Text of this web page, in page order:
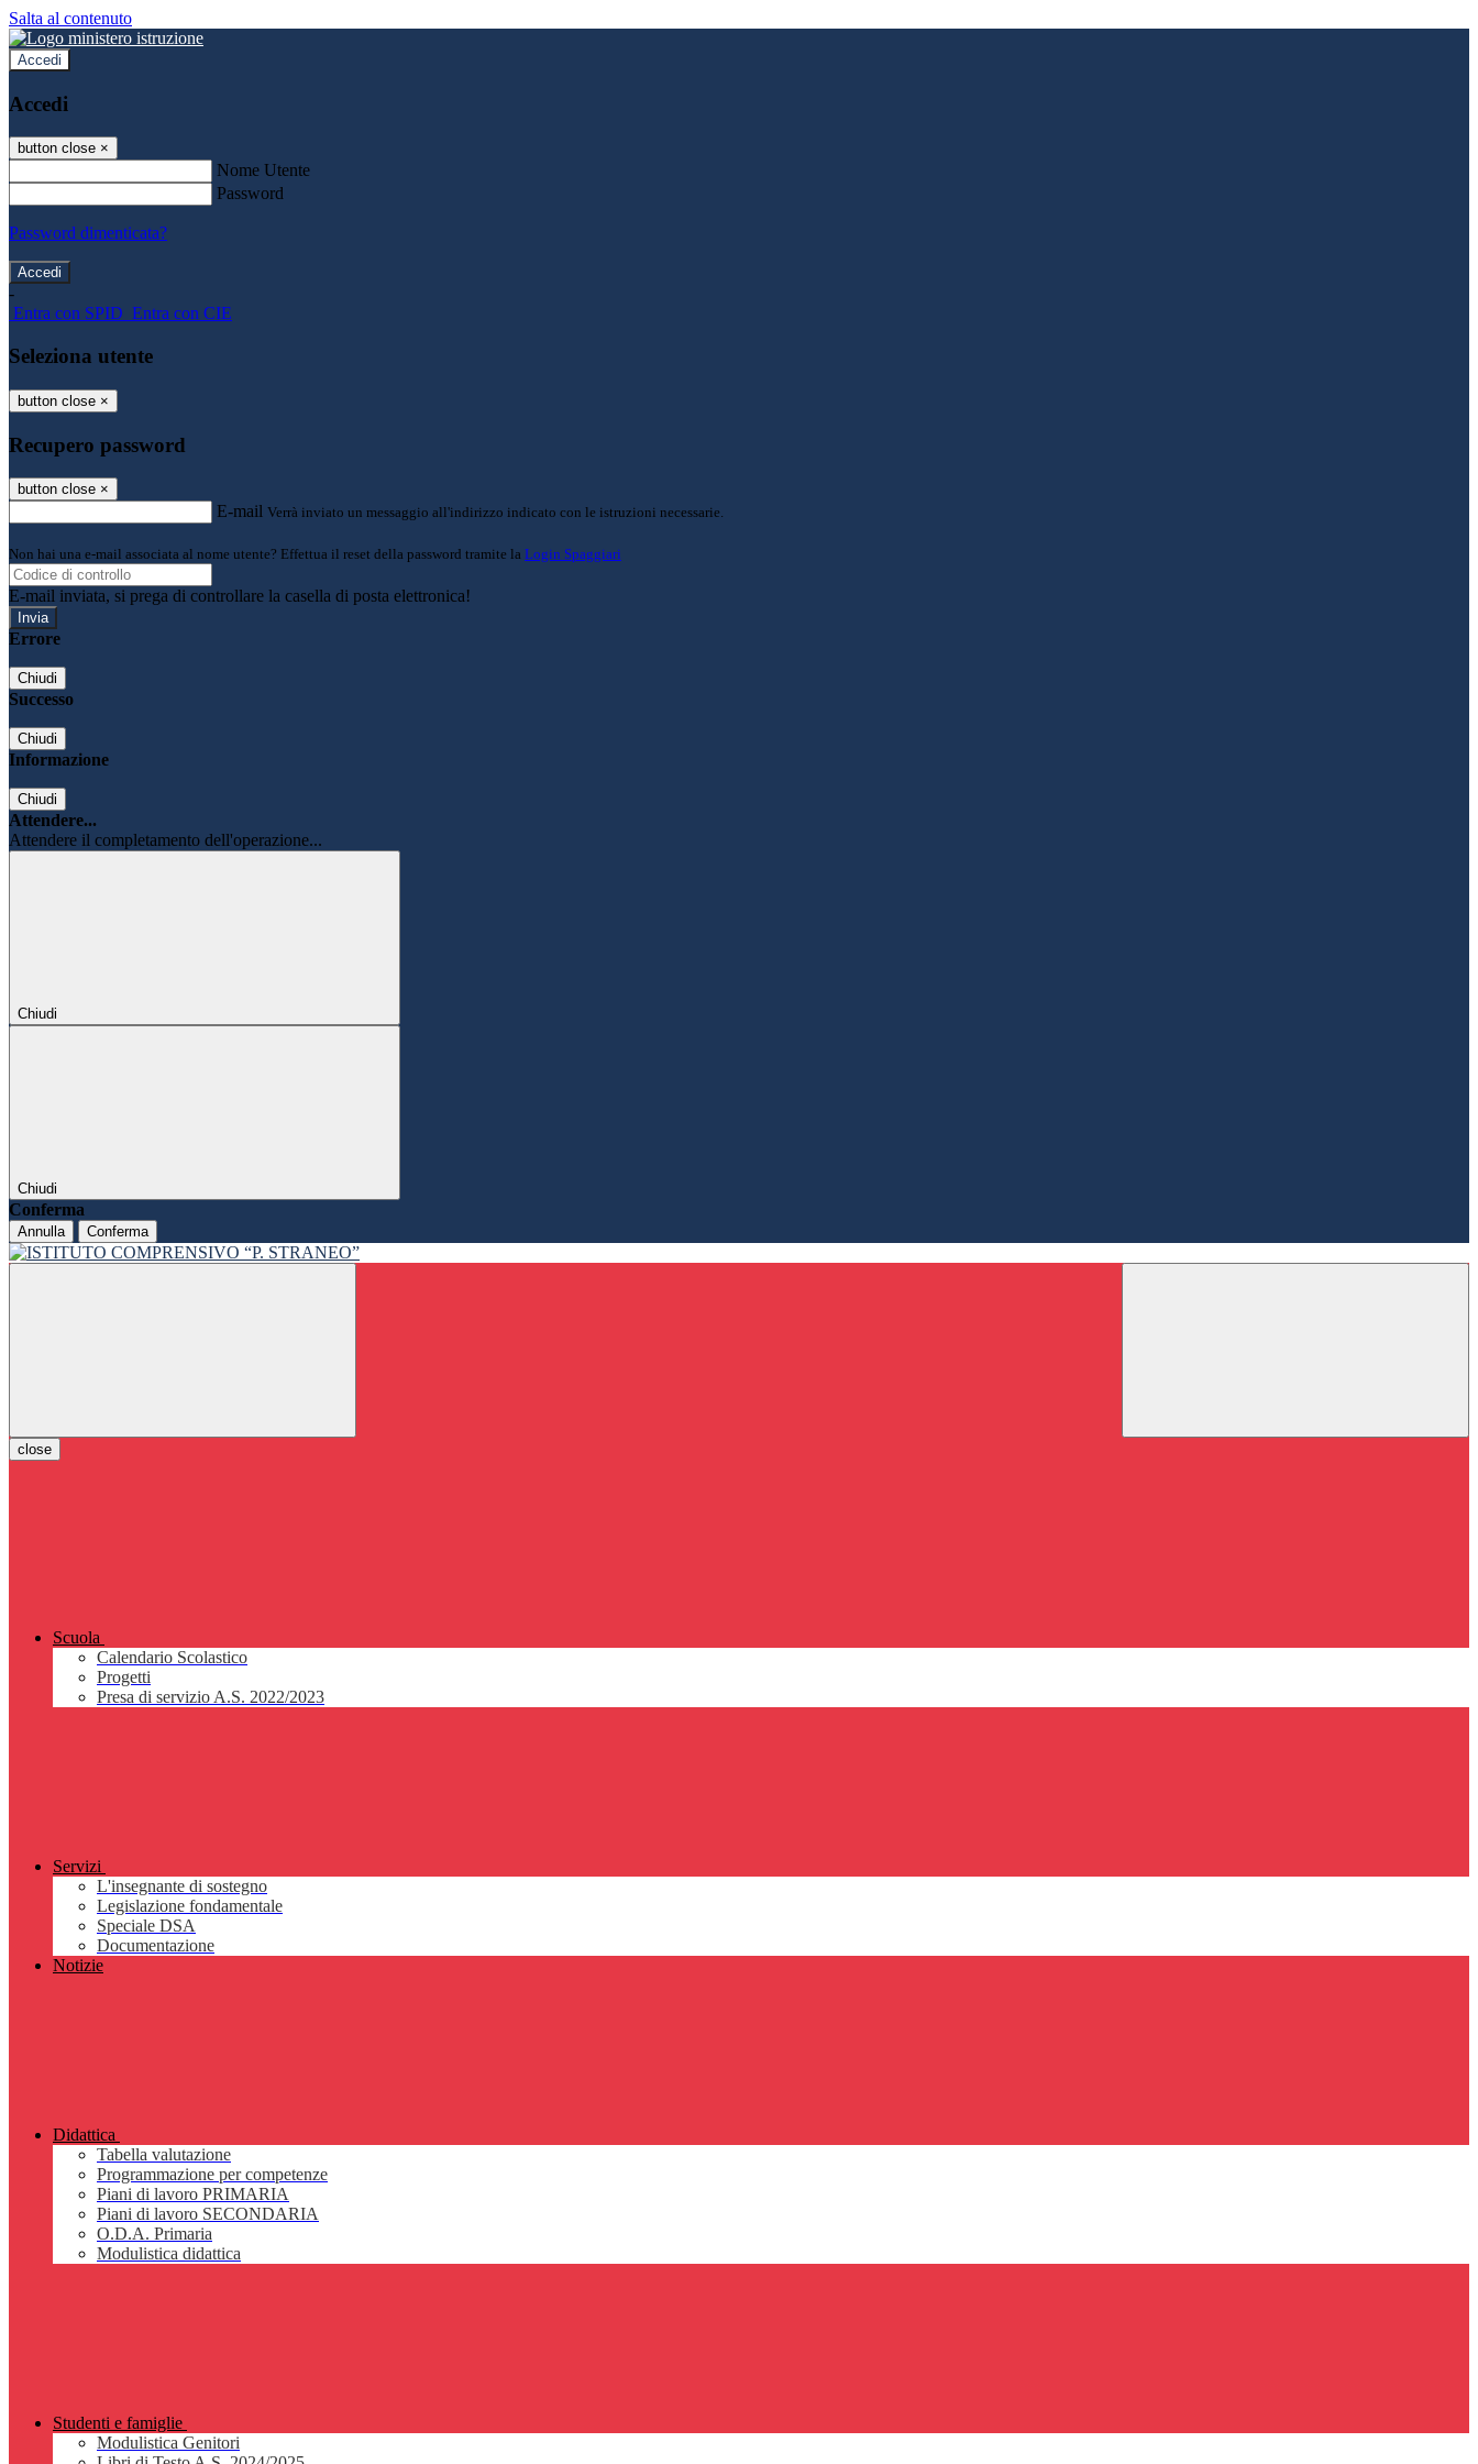
Salta al contenuto
Accedi
Accedi
button close ×
Nome Utente
Password
Password dimenticata?
-
Entra con SPID Entra con CIE
Seleziona utente
button close ×
Recupero password
button close ×
E-mail Verrà inviato un messaggio all'indirizzo indicato con le istruzioni necessarie.
Non hai una e-mail associata al nome utente? Effettua il reset della password tramite la Login Spaggiari
E-mail inviata, si prega di controllare la casella di posta elettronica!
Errore
Chiudi
Successo
Chiudi
Informazione
Chiudi
Attendere...
Attendere il completamento dell'operazione...
Chiudi
Chiudi
Conferma
Annulla Conferma
close
Scuola
Calendario Scolastico
Progetti
Presa di servizio A.S. 2022/2023
Servizi
L'insegnante di sostegno
Legislazione fondamentale
Speciale DSA
Documentazione
Notizie
Didattica
Tabella valutazione
Programmazione per competenze
Piani di lavoro PRIMARIA
Piani di lavoro SECONDARIA
O.D.A. Primaria
Modulistica didattica
Studenti e famiglie
Modulistica Genitori